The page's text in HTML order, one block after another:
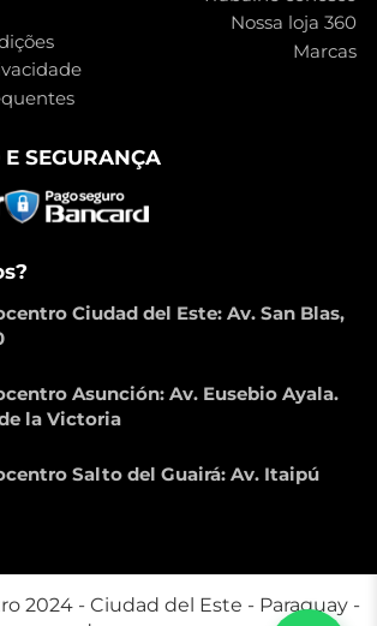
Nossa loja 360
Marcas
SEGURANÇA
Ciudad del Este: Av. San Blas,
Asunción: Av. Eusebio Ayala.
la Victoria
Salto del Guairá: Av. Itaipú
2024 - Ciudad del Este - Paraguay -